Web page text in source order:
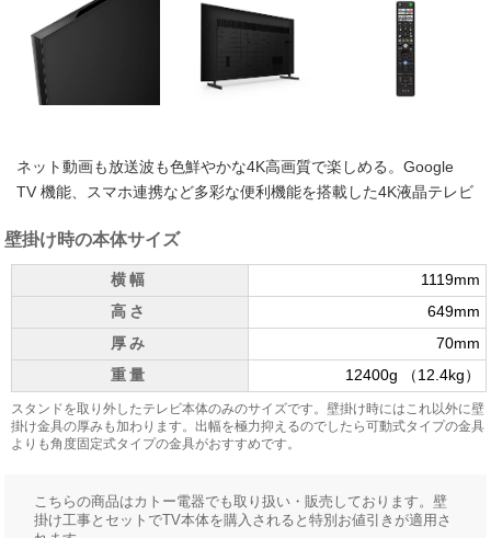
ネット動画も放送波も色鮮やかな4K高画質で楽しめる。Google
TV 機能、スマホ連携など多彩な便利機能を搭載した4K液晶テレビ
壁掛け時の本体サイズ
スタンドを取り外したテレビ本体のみのサイズです。壁掛け時にはこれ以外に壁
掛け金具の厚みも加わります。出幅を極力抑えるのでしたら可動式タイプの金具
よりも角度固定式タイプの金具がおすすめです。
横幅
1119mm
高さ
649mm
厚み
70mm
重量
12400g （12.4kg）
こちらの商品はカトー電器でも取り扱い・販売しております。壁
掛け工事とセットでTV本体を購入されると特別お値引きが適用さ